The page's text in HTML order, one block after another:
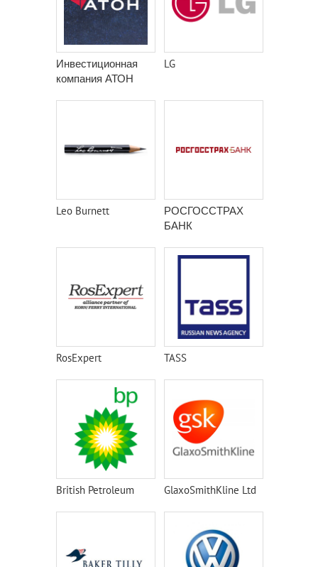
Инвестиционная
компания АТОН
LG
Leo Burnett
РОСГОССТРАХ
БАНК
RosExpert TASS
British Petroleum GlaxoSmithKline Ltd